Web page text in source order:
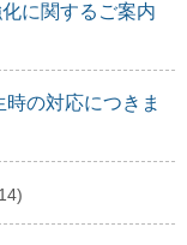
に関するご案内
の対応につきま